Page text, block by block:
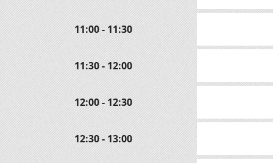
11:00 - 11:30
11:30 - 12:00
12:00 - 12:30
12:30 - 13:00